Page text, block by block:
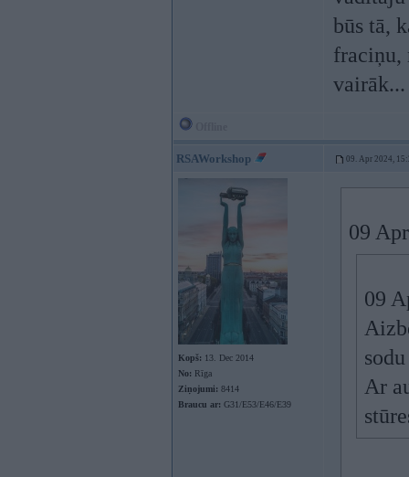
būs tā,
fraciņu,
vairāk...
RSAWorkshop 09. Apr 2024,
Kopš: 13. Dec 2014
No: Rīga
Ziņojumi: 8414
Braucu ar: G31/E53/E46/E39
09
09
Ar